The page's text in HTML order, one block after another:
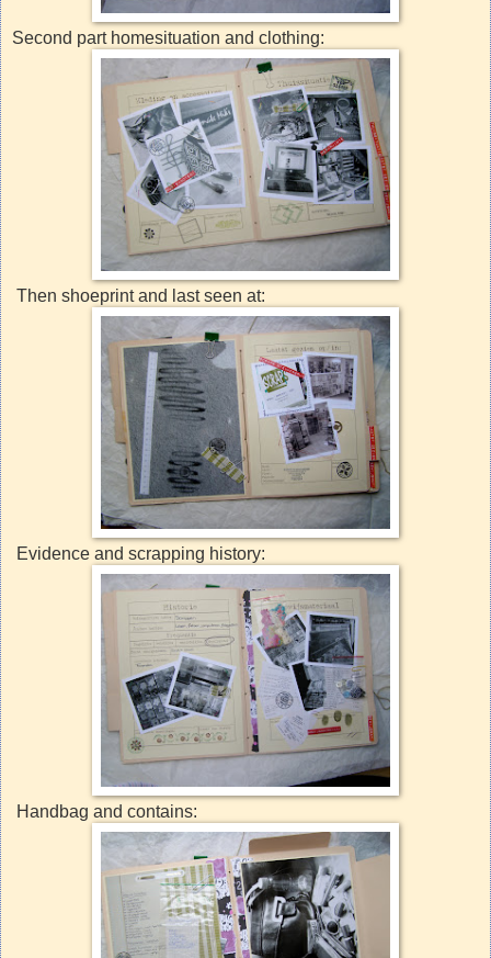
Second part homesituation and clothing:
Then shoeprint and last seen at:
Evidence and scrapping history:
Handbag and contains: